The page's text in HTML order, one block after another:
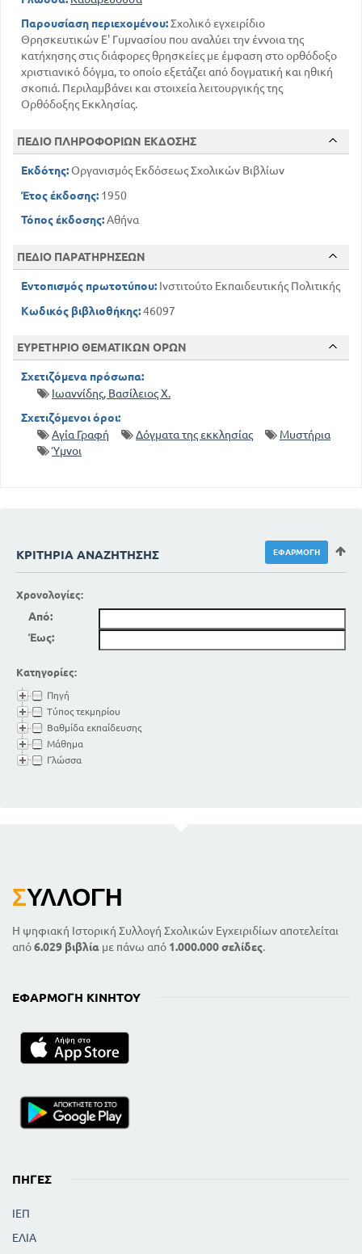
Παρουσίαση περιεχομένου:Σχολικό εγχειρίδιο
Θρησκευτικών Ε' Γυμνασίου που αναλύει την έννοια της
κατήχησης στις διάφορες θρησκείες με έμφαση στο ορθόδοξο
χριστιανικό δόγμα, το οποίο εξετάζει από δογματική και ηθική
σκοπιά. Περιλαμβάνει και στοιχεία λειτουργικής της
Ορθόδοξης Εκκλησίας.
ΠΕΔΙΟ ΠΛΗΡΟΦΟΡΙΩΝ ΕΚΔΟΣΗΣ
Εκδότης:Οργανισμός Εκδόσεως Σχολικών Βιβλίων
Έτος έκδοσης: 1950
Τόπος έκδοσης:Αθήνα
ΠΕΔΙΟ ΠΑΡΑΤΗΡΗΣΕΩΝ
Εντοπισμός πρωτοτύπου: Ινστιτούτο Εκπαιδευτικής Πολιτικής
Κωδικός βιβλιοθήκης:46097
ΕΥΡΕΤΗΡΙΟ ΘΕΜΑΤΙΚΩΝ ΟΡΩΝ
Σχετιζόμενα πρόσωπα:
Ιωαννίδης, Βασίλειος Χ.
Σχετιζόμενοι όροι:
Αγία Γραφή
Δόγματα της εκκλησίας
Μυστήρια
Ύμνοι
ΚΡΙΤΉΡΙΑ ΑΝΑΖΉΤΗΣΗΣ
Χρονολογίες:
Από:
Έως:
Κατηγορίες:
Πηγή
Τύπος τεκμηρίου
Βαθμίδα εκπαίδευσης
Μάθημα
Γλώσσα
ΣΥΛΛΟΓΉ
Η ψηφιακή Ιστορική Συλλογή Σχολικών Εγχειριδίων αποτελείται
από6.029 βιβλία με πάνω από 1.000.000 σελίδες.
ΕΦΑΡΜΟΓΉ ΚΙΝΗΤΟΎ
ΠΗΓΈΣ
ΙΕΠ
ΕΛΙΑ